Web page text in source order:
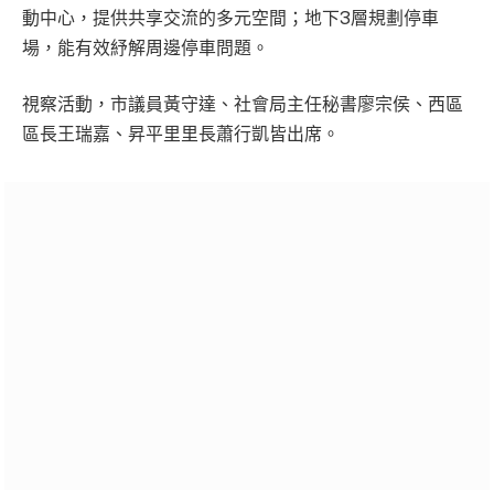
動中心，提供共享交流的多元空間；地下3層規劃停車
場，能有效紓解周邊停車問題。
視察活動，市議員黃守達、社會局主任秘書廖宗侯、西區
區長王瑞嘉、昇平里里長蕭行凱皆出席。